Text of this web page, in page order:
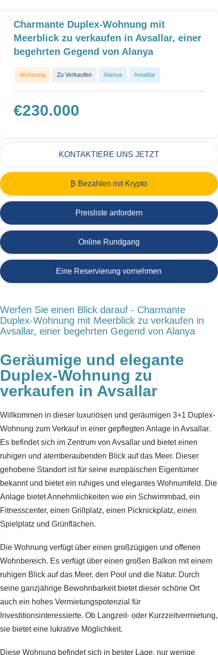
Charmante Duplex-Wohnung mit
Meerblick zu verkaufen in Avsallar, einer
begehrten Gegend von Alanya
Wohnung Zu Verkaufen Alanya Avsallar
€230.000
KONTAKTIERE UNS JETZT
₿ Bezahlen mit Krypto
Preisliste anfordern
Online Rundgang
Eine Reservierung vornehmen
Werfen Sie einen Blick darauf - Charmante
Duplex-Wohnung mit Meerblick zu verkaufen in
Avsallar, einer begehrten Gegend von Alanya
Geräumige und elegante
Duplex-Wohnung zu
verkaufen in Avsallar
Willkommen in dieser luxuriösen und geräumigen 3+1 Duplex-
Wohnung zum Verkauf in einer gepflegten Anlage in Avsallar.
Es befindet sich im Zentrum von Avsallar und bietet einen
ruhigen und atemberaubenden Blick auf das Meer. Dieser
gehobene Standort ist für seine europäischen Eigentümer
bekannt und bietet ein ruhiges und elegantes Wohnumfeld. Die
Anlage bietet Annehmlichkeiten wie ein Schwimmbad, ein
Fitnesscenter, einen Grillplatz, einen Picknickplatz, einen
Spielplatz und Grünflächen.
Die Wohnung verfügt über einen großzügigen und offenen
Wohnbereich. Es verfügt über einen großen Balkon mit einem
ruhigen Blick auf das Meer, den Pool und die Natur. Durch
seine ganzjährige Bewohnbarkeit bietet dieser schöne Ort
auch ein hohes Vermietungspotenzial für
Investitionsinteressierte. Ob Langzeit- oder Kurzzeitvermietung,
sie bietet eine lukrative Möglichkeit.
Diese Wohnung befindet sich in bester Lage, nur wenige